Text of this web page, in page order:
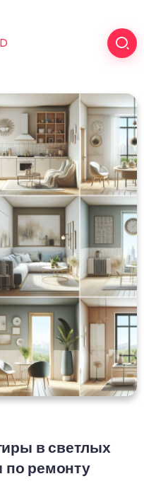
в светлых
по ремонту